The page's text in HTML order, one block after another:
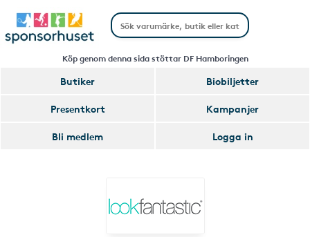
Köp genom denna sida stöttar DF Hamboringen
Butiker
Biobiljetter
Presentkort
Kampanjer
Bli medlem
Logga in